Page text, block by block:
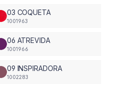
03 COQUETA
1001963
06 ATREVIDA
1001966
09 INSPIRADORA
1002283